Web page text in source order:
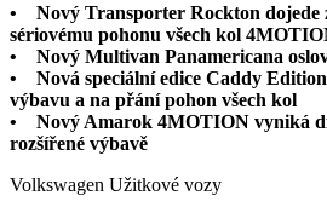
• Nový Transporter Rockton dojede
sériovému pohonu všech kol
• Nový Multivan Panamericana
• Nová speciální edice Caddy
výbavu a na přání pohon všech kol
• Nový Amarok 4MOTION vyniká
rozšířené výbavě
Volkswagen Užitkové vozy